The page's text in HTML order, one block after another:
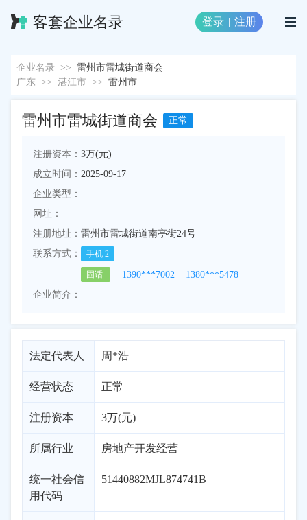
客套企业名录 登录 | 注册
企业名录 >> 雷州市雷城街道商会
广东
>> 湛江市 >> 雷州市
雷州市雷城街道商会 正常
注册资本： 3万(元)
成立时间： 2025-09-17
企业类型：
网址：
注册地址： 雷州市雷城街道南亭街24号
联系方式：
手机 2
固话 1390***7002
1380***5478
企业简介：
法定代表人 周*浩
经营状态 正常
注册资本 3万(元)
所属行业 房地产开发经营
统一社会信
用代码
51440882MJL874741B